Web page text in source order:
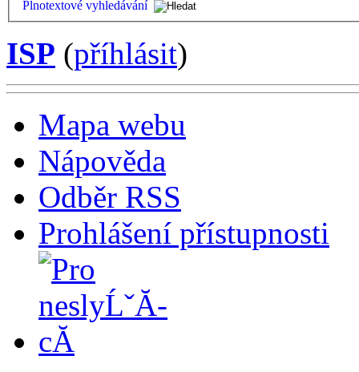
Plnotextové vyhledávání
ISP (příhlásit)
Mapa webu
Nápověda
Odběr RSS
Prohlášení přístupnosti